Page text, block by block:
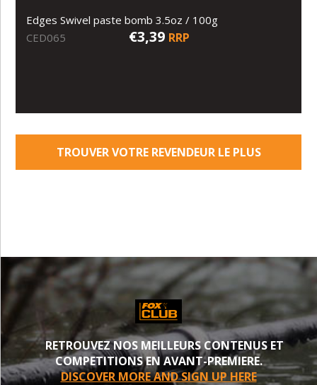
Edges Swivel paste bomb 3.5oz / 100g
CED065
€3,39 RRP
TROUVER VOTRE REVENDEUR LE PLUS
RETROUVEZ NOS MEILLEURS CONTENUS ET
COMPETITIONS EN AVANT-PREMIERE.
DISCOVER MORE AND SIGN UP HERE